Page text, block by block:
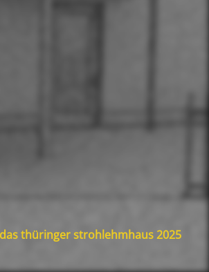
thüringer strohlehmhaus 2025